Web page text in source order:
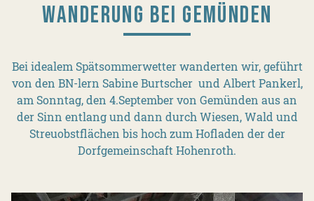
WANDERUNG BEI GEMÜNDEN
Bei idealem Spätsommerwetter wanderten wir, geführt
von den BN-lern Sabine Burtscher und Albert Pankerl,
am Sonntag, den 4.September von Gemünden aus an
der Sinn entlang und dann durch Wiesen, Wald und
Streuobstflächen bis hoch zum Hofladen der der
Dorfgemeinschaft Hohenroth.